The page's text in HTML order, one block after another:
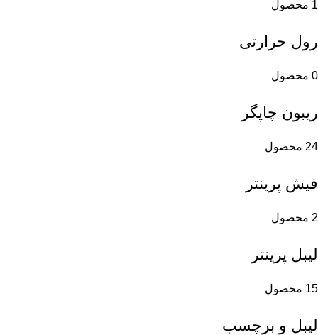
1 محصول
رول حرارتی
0 محصول
ریبون چاپگر
24 محصول
فیش پرینتر
2 محصول
لیبل پرینتر
15 محصول
لیبل و برچسب